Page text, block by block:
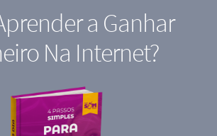
a Ganhar
Na Internet?